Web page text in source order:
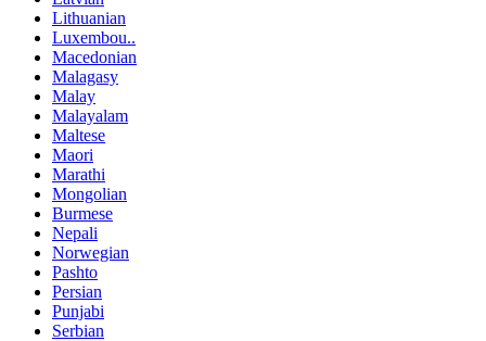
Lithuanian
Luxembou..
Macedonian
Malagasy
Malay
Malayalam
Maltese
Maori
Marathi
Mongolian
Burmese
Nepali
Norwegian
Pashto
Persian
Punjabi
Serbian